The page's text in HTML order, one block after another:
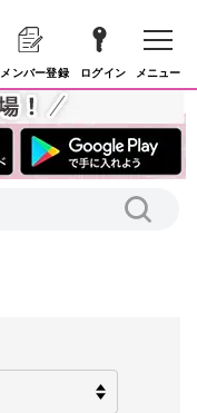
メンバー登録 ログイン メニュー